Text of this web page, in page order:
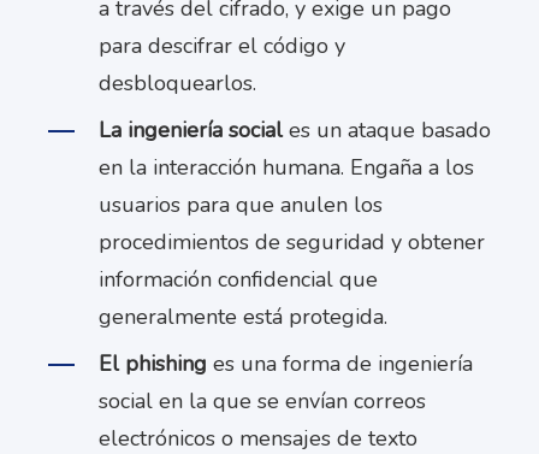
a través del cifrado, y exige un pago
para descifrar el código y
desbloquearlos.
La ingeniería sociales un ataque basado
en la interacción humana. Engaña a los
usuarios para que anulen los
procedimientos de seguridad y obtener
información confidencial que
generalmente está protegida.
El phishing es una forma de ingeniería
social en la que se envían correos
electrónicos o mensajes de texto